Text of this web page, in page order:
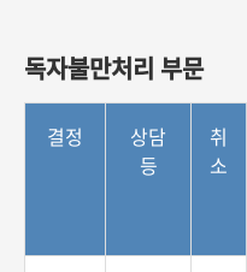
독자불만처리 부문
결정
상담
등
취
소